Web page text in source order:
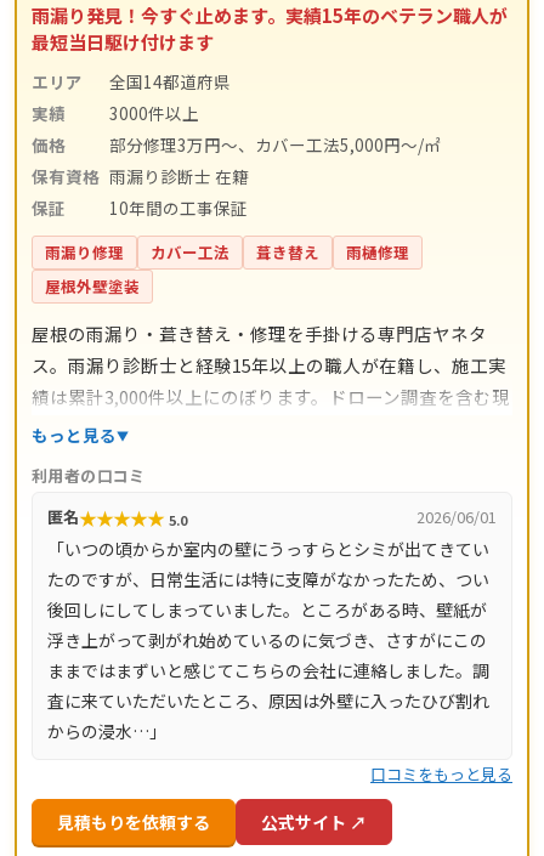
雨漏り発見！今すぐ止めます。実績15年のベテラン職人が
最短当日駆け付けます
エリア
全国14都道府県
実績
3000件以上
価格
部分修理3万円～、カバー工法5,000円～/㎡
保有資格 雨漏り診断士 在籍
保証
10年間の工事保証
雨漏り修理 カバー工法 葺き替え
雨樋修理
屋根外壁塗装
屋根の雨漏り・葺き替え・修理を手掛ける専門店ヤネタ
ス。雨漏り診断士と経験15年以上の職人が在籍し、施工実
績は累計3,000件以上にのぼります。ドローン調査を含む現
地調査・お見積り・出張費は無料。瓦ずれ直し1,500円〜/
㎡と料金の目安が明確で、自社職人の直接施工により中間
マージンがかかりません。施工後は10年間の工事保証付
き。東京都・神奈川県・埼玉県・千葉県・茨城県・栃木
県・群馬県など全国14都道府県に対応し、LINE・メールは
24時間受付、最短当日にお伺いします。
もっと見る
利用者の口コミ
匿名★★★★★ 5.0 2026/06/01
「いつの頃からか室内の壁にうっすらとシミが出てきてい
たのですが、日常生活には特に支障がなかったため、つい
後回しにしてしまっていました。ところがある時、壁紙が
浮き上がって剥がれ始めているのに気づき、さすがにこの
ままではまずいと感じてこちらの会社に連絡しました。調
査に来ていただいたところ、原因は外壁に入ったひび割れ
からの浸水…」
口コミをもっと見る
見積もりを依頼する 公式サイト ↗